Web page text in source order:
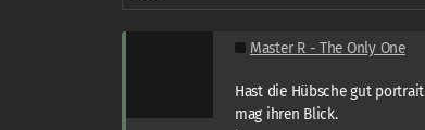
Master R - The Only One
Hast die Hübsche gut
mag ihren Blick.